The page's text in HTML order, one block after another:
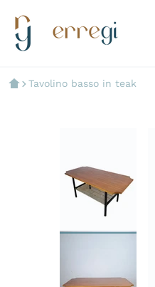
Tavolino basso in teak